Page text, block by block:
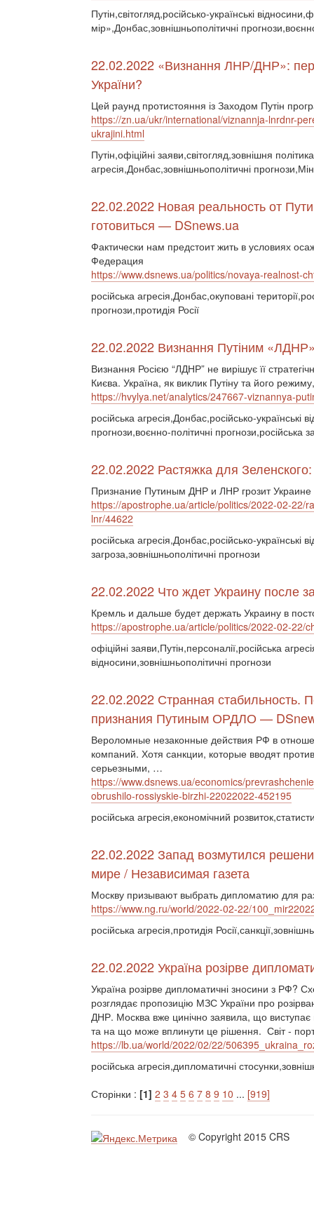
Путін,світогляд,російсько-українські
мір»,Донбас,зовнішньополітичні
22.02.2022 «Визнання ЛНР/ДНР»:
України?
Цей раунд протистояння із Заходом Путін
https://zn.ua/ukr/international/viznannja-lnrdnr-
ukrajini.html
Путін,офіційні заяви,світогляд,зовнішня
агресія,Донбас,зовнішньополітичні
22.02.2022 Новая реальность от
готовиться — DSnews.ua
Фактически нам предстоит жить в условиях
Федерация
https://www.dsnews.ua/politics/novaya-realnost-
російська агресія,Донбас,окуповані
прогнози,протидія Росії
22.02.2022 Визнання Путіним
Визнання Росією “ЛДНР” не вирішує її
Києва. Україна, як виклик Путіну та його
https://hvylya.net/analytics/247667-viznannya-
російська агресія,Донбас,російсько-українські
прогнози,воєнно-політичні прогнози,російська
22.02.2022 Растяжка для
Признание Путиным ДНР и ЛНР грозит
https://apostrophe.ua/article/politics/2022-02-22/
lnr/44622
російська агресія,Донбас,російсько-українські
загроза,зовнішньополітичні прогнози
22.02.2022 Что ждет Украину после
Кремль и дальше будет держать Украину в
https://apostrophe.ua/article/politics/2022-02-22/
офіційні заяви,Путін,персоналії,російська
відносини,зовнішньополітичні прогнози
22.02.2022 Странная стабильность.
признания Путиным ОРДЛО —
Вероломные незаконные действия РФ в
компаний. Хотя санкции, которые вводят
серьезными, …
https://www.dsnews.ua/economics/
obrushilo-rossiyskie-birzhi-22022022-452195
російська агресія,економічний
22.02.2022 Запад возмутился
мире / Независимая газета
Москву призывают выбрать дипломатию для
https://www.ng.ru/world/2022-02-22/
російська агресія,протидія
22.02.2022 Україна розірве
Україна розірве дипломатичні зносини з РФ?
розглядає пропозицію МЗС України про
ДНР. Москва вже цинічно заявила, що виступає
та на що може вплинути це рішення. Світ -
https://lb.ua/world/2022/02/22/
російська агресія,дипломатичні
Сторінки : [1] 2 3 4 5 6 7 8 9 10 ... [919]
© Copyright 2015 CRS